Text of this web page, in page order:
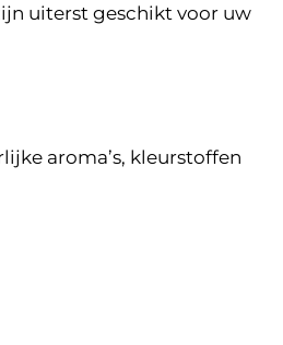
uiterst geschikt voor uw
aroma’s, kleurstoffen